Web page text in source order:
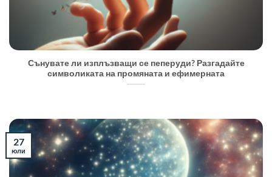
Сънувате ли изплъзващи се пеперуди? Разгадайте
символиката на промяната и ефимерната
27
юли